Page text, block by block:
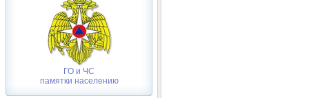
ГО и ЧС
памятки населению